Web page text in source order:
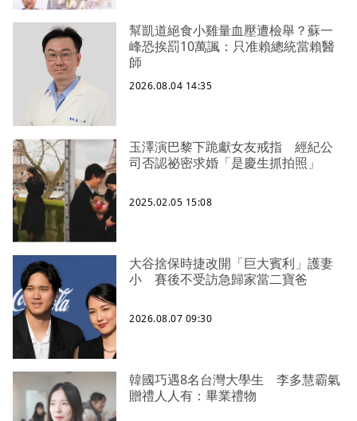
幫凱道絕食小雞量血壓遭檢舉？蘇一
峰恐挨罰10萬諷：只准賴總統當賴醫
師
2026.08.04 14:35
玉澤演巴黎下跪獻女友戒指 經紀公
司否認祕密求婚「是慶生抓拍照」
2025.02.05 15:08
大谷捨保時捷改開「巨大賓利」護妻
小 賽後不受訪急歸家當二寶爸
2026.08.07 09:30
韓國巧遇8名台灣大學生 李多慧霸氣
贈禮人人有：畢業禮物